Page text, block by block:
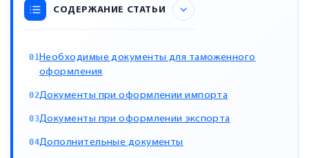
СОДЕРЖАНИЕ СТАТЬИ
Необходимые документы для таможенного
оформления
Документы при оформлении импорта
Документы при оформлении экспорта
Дополнительные документы